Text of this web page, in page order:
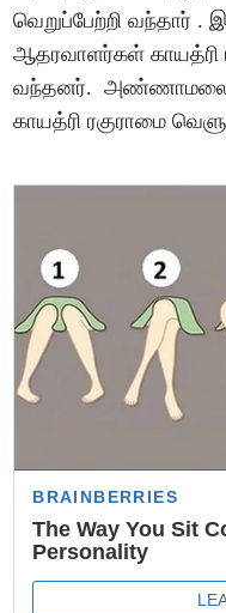
வெறுப்பேற்றி
ஆதரவாளர்கள் காயத்ரி
வந்தனர்.
காயத்ரி ரகுராமை